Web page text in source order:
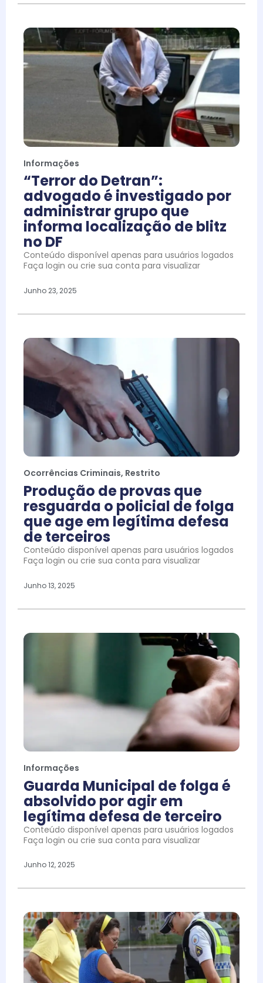
Informações
“Terror do Detran”:
advogado é investigado por
administrar grupo que
informa localização de blitz
no DF
Conteúdo disponível apenas para usuários logados
Faça login ou crie sua conta para visualizar
Junho 23, 2025
Ocorrências Criminais, Restrito
Produção de provas que
resguarda o policial de folga
que age em legítima defesa
de terceiros
Conteúdo disponível apenas para usuários logados
Faça login ou crie sua conta para visualizar
Junho 13, 2025
Informações
Guarda Municipal de folga é
absolvido por agir em
legítima defesa de terceiro
Conteúdo disponível apenas para usuários logados
Faça login ou crie sua conta para visualizar
Junho 12, 2025